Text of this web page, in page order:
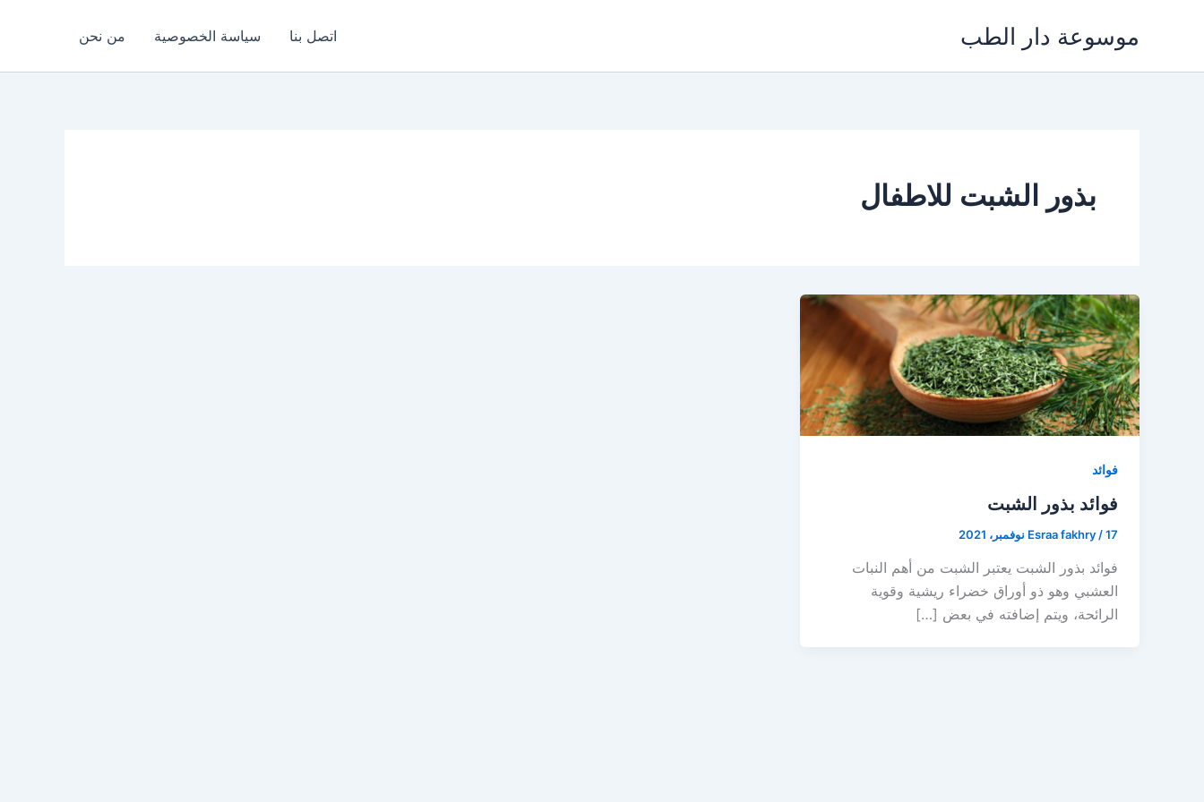
موسوعة دار الطب اتصل بنا سياسة الخصوصية من نحن
بذور الشبت للاطفال
فوائد
فوائد بذور الشبت
Esraa fakhry /17 نوفمبر، 2021
فوائد بذور الشبت يعتبر الشبت من أهم النبات
العشبي وهو ذو أوراق خضراء ريشية وقوية
الرائحة، ويتم إضافته في بعض […]